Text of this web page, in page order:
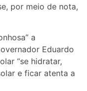
por meio de nota,
a
Eduardo
“se hidratar,
e ficar atenta a